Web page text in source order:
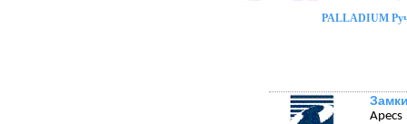
PALLADIUM
Apecs